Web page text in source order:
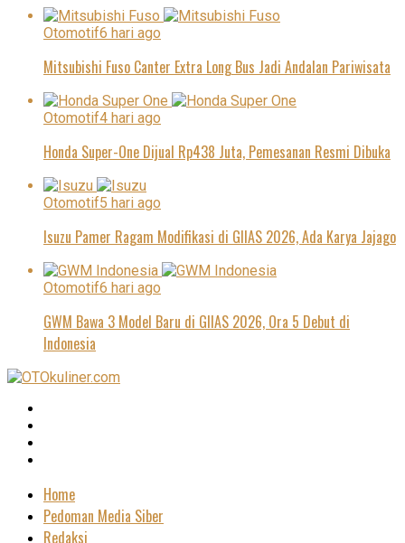
Otomotif6 hari ago
Mitsubishi Fuso Canter Extra Long Bus Jadi Andalan Pariwisata
Otomotif4 hari ago
Honda Super-One Dijual Rp438 Juta, Pemesanan Resmi Dibuka
Otomotif5 hari ago
Isuzu Pamer Ragam Modifikasi di GIIAS 2026, Ada Karya Jajago
Otomotif6 hari ago
GWM Bawa 3 Model Baru di GIIAS 2026, Ora 5 Debut di
Indonesia
Home
Pedoman Media Siber
Redaksi